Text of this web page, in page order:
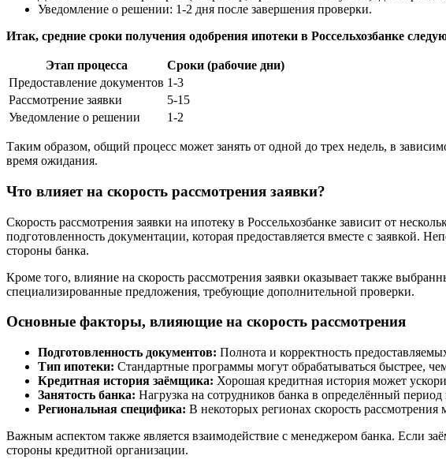
Уведомление о решении: 1-2 дня после завершения проверки.
Итак, средние сроки получения одобрения ипотеки в Россельхозбанке
Этап процесса
Сроки (рабочие дни)
Предоставление документов 1-3
Рассмотрение заявки
5-15
Уведомление о решении
1-2
Таким образом, общий процесс может занять от одной до трех недель, в
время ожидания.
Что влияет на скорость рассмотрения заявки?
Скорость рассмотрения заявки на ипотеку в Россельхозбанке зависит от
подготовленность документации, которая предоставляется вместе с
стороны банка.
Кроме того, влияние на скорость рассмотрения заявки оказывает также
специализированные предложения, требующие дополнительной проверки.
Основные факторы, влияющие на скорость рассмотрения
Подготовленность документов: Полнота и корректность
Тип ипотеки: Стандартные программы могут обрабатываться быстрее,
Кредитная история заёмщика: Хорошая кредитная история может
Занятость банка: Нагрузка на сотрудников банка в определённый период
Региональная специфика: В некоторых регионах скорость рассмотрения
Важным аспектом также является взаимодействие с менеджером банка. Если
стороны кредитной организации.